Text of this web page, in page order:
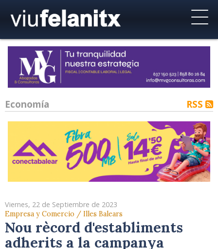
Economía RSS
Viernes, 22 de Septiembre de 2023
Empresa y Comercio / Illes Balears
Nou rècord d'establiments
adherits a la campanya